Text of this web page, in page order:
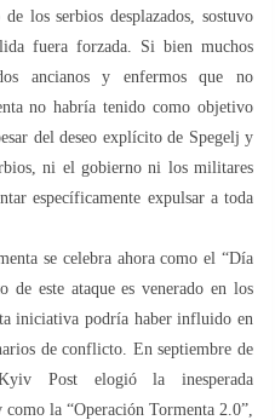
los serbios desplazados, sostuvo
fuera forzada. Si bien muchos
ancianos y enfermos que no
no habría tenido como objetivo
del deseo explícito de Spegelj y
ni el gobierno ni los militares
específicamente expulsar a toda
se celebra ahora como el “Día
este ataque es venerado en los
iniciativa podría haber influido en
de conflicto. En septiembre de
Post elogió la inesperada
la “Operación Tormenta 2.0”,